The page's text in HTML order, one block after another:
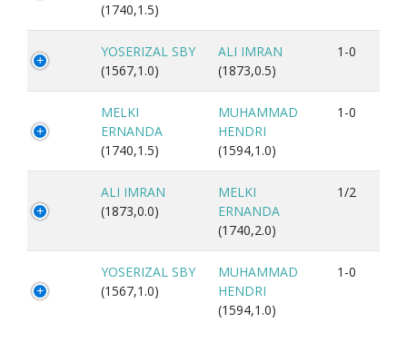
(1740,1.5)
YOSERIZAL SBY
(1567,1.0)
ALI IMRAN
(1873,0.5)
1-0
MELKI
ERNANDA
(1740,1.5)
MUHAMMAD
HENDRI
(1594,1.0)
1-0
ALI IMRAN
(1873,0.0)
MELKI
ERNANDA
(1740,2.0)
1/2
YOSERIZAL SBY
(1567,1.0)
MUHAMMAD
HENDRI
(1594,1.0)
1-0